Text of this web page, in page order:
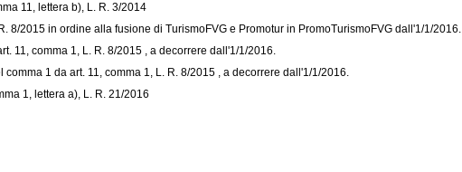
11, lettera b), L. R. 3/2014
8/2015 in ordine alla fusione di TurismoFVG e Promotur in PromoTurismoFVG dall'1/1/2016.
11, comma 1, L. R. 8/2015 , a decorrere dall'1/1/2016.
comma 1 da art. 11, comma 1, L. R. 8/2015 , a decorrere dall'1/1/2016.
1, lettera a), L. R. 21/2016